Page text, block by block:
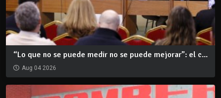
“Lo que no se puede medir no se puede mejorar”: el c...
Aug 04 2026